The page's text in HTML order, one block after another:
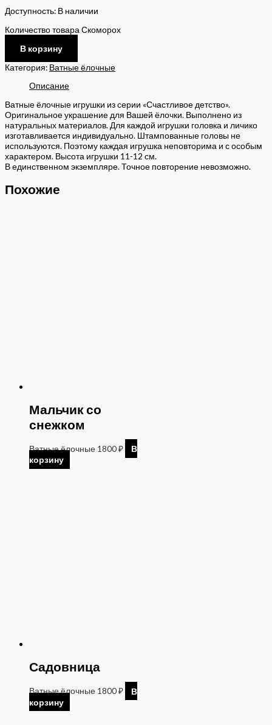
Доступность: В наличии
Количество товара Скоморох
В корзину
Категория: Ватные ёлочные
Описание
Ватные ёлочные игрушки из серии «Счастливое детство».
Оригинальное украшение для Вашей ёлочки. Выполнено из
натуральных материалов. Для каждой игрушки головка и личико
изготавливается индивидуально. Штампованные головы не
используются. Поэтому каждая игрушка неповторима и с особым
характером. Высота игрушки 11-12 см.
В единственном экземпляре. Точное повторение невозможно.
Похожие
Мальчик со
снежком
Ватные ёлочные 1800₽
В
корзину
Садовница
Ватные ёлочные 1800₽
В
корзину